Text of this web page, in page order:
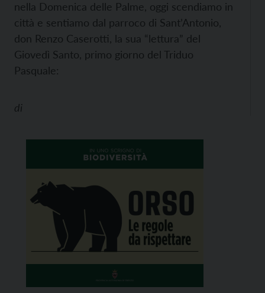
nella Domenica delle Palme, oggi scendiamo in
città e sentiamo dal parroco di Sant’Antonio,
don Renzo Caserotti, la sua “lettura” del
Giovedì Santo, primo giorno del Triduo
Pasquale:
di